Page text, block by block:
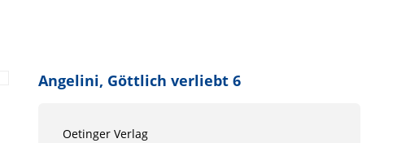
Angelini, Göttlich verliebt 6
Oetinger Verlag